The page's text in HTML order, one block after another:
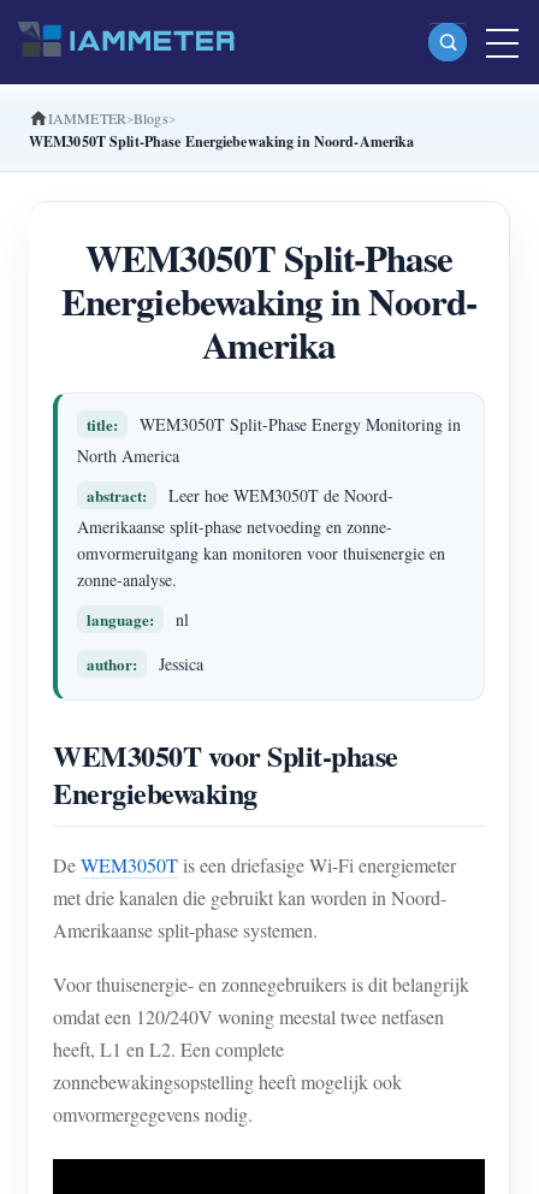
Producten
Driefasige Wi-Fi-energiemeter (WEM3080T)
Driefasige Wi-Fi-energiemeter (WEM3046T)
Driefasige Wi-Fi-energiemeter (WEM3050T)
IAMMETER Cloud Pro
Self-hostingservice
EV-lader
IAMMETER-simulator
Energiemonitor voor zonne-PV-systemen
Monitor voor elektriciteitsverbruik
PV-verwarmingsregelsysteem
Domotica
Winkel
Bronnen
Product snelstart
Documentatie
Tutorialvideo
FAQ
Blogs
Community
Contributorprogramma
Contributor Center
IAMMETER-activiteiten
Forum
App Store
Oplossingen
Contact
Over ons
IAMMETER Blogs
WEM3050T Split-Phase Energiebewaking in Noord-Amerika
WEM3050T Split-Phase
Energiebewaking in Noord-
Amerika
title:
WEM3050T Split-Phase Energy Monitoring in
North America
abstract:
Leer hoe WEM3050T de Noord-
Amerikaanse split-phase netvoeding en zonne-
omvormeruitgang kan monitoren voor thuisenergie en
zonne-analyse.
language:
nl
author:
Jessica
WEM3050T voor Split-phase
Energiebewaking
DeWEM3050Tis een driefasige Wi-Fi energiemeter
met drie kanalen die gebruikt kan worden in Noord-
Amerikaanse split-phase systemen.
Voor thuisenergie- en zonnegebruikers is dit belangrijk
omdat een 120/240V woning meestal twee netfasen
heeft, L1 en L2. Een complete
zonnebewakingsopstelling heeft mogelijk ook
omvormergegevens nodig.